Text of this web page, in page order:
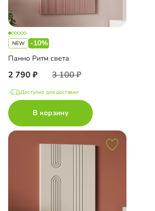
-10%
Панно Ритм света
2 790 3 100
Доступно для доставки
В корзину